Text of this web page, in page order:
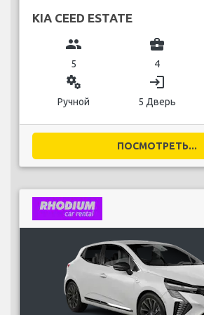
KIA CEED ESTATE
group
5
business_center
4
miscellaneous_services
Ручной
login
5 Дверь
ПОСМОТРЕТЬ...